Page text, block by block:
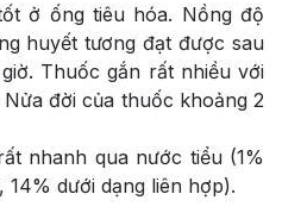
ở ống tiêu hóa. Nồng độ
huyết tương đạt được sau
Thuốc gắn rất nhiều với
đời của thuốc khoảng 2
nhanh qua nước tiểu (1%
14% dưới dạng liên hợp).